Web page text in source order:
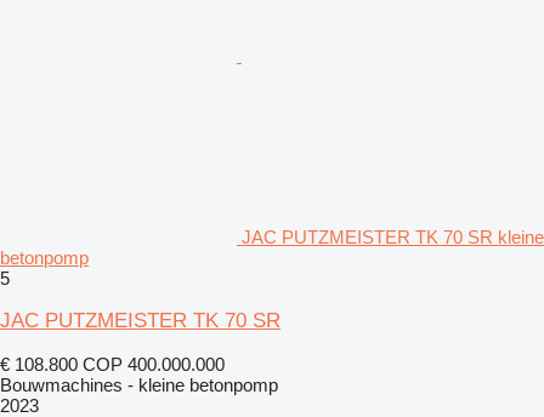
JAC PUTZMEISTER TK 70 SR kleine
betonpomp
5
JAC PUTZMEISTER TK 70 SR
€ 108.800 COP 400.000.000
Bouwmachines - kleine betonpomp
2023